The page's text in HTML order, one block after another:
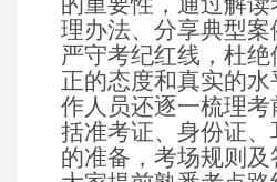
理办法、分享典型
严守考纪红线，杜
正的态度和真实的
作人员还逐一梳理
括准考证、身份证
的准备，考场规则